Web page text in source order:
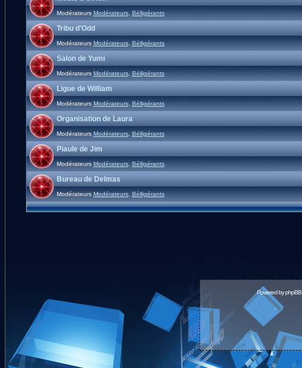
Modérateurs Modérateurs, Bélligérants
Tribu d'Odd
Modérateurs Modérateurs, Bélligérants
Salon de Yumi
Modérateurs Modérateurs, Bélligérants
Ligue de William
Modérateurs Modérateurs, Bélligérants
Organisation de Laura
Modérateurs Modérateurs, Bélligérants
Piaule de Jim
Modérateurs Modérateurs, Bélligérants
Bureau de Delmas
Modérateurs Modérateurs, Bélligérants
Powered byphpBB